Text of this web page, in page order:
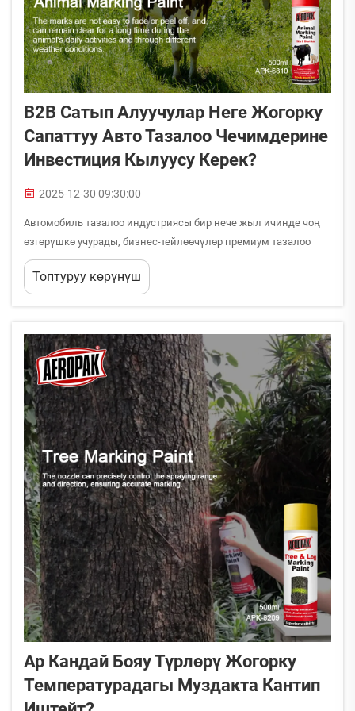
B2B Сатып Алуучулар Неге Жогорку
Сапаттуу Авто Тазалоо Чечимдерине
Инвестиция Кылуусу Керек?
2025-12-30 09:30:00
Автомобиль тазалоо индустриясы бир нече жыл ичинде чоң
өзгөрүшкө учурады, бизнес-тейлөөчүлөр премиум тазалоо
чечимдеринин маанисин арттырып таанып билишет.
Профессионалдуу авто тазалоо кызматтары, автопарк
Топтуруу көрүнүш
Ар Кандай Бояу Түрлөрү Жогорку
Температурадагы Муздакта Кантип